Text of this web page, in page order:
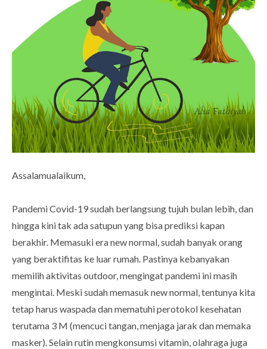
Assalamualaikum,
Pandemi Covid-19 sudah berlangsung tujuh bulan lebih, dan
hingga kini tak ada satupun yang bisa prediksi kapan
berakhir. Memasuki era new normal, sudah banyak orang
yang beraktifitas ke luar rumah. Pastinya kebanyakan
memilih aktivitas outdoor, mengingat pandemi ini masih
mengintai. Meski sudah memasuk new normal, tentunya kita
tetap harus waspada dan mematuhi perotokol kesehatan
terutama 3 M (mencuci tangan, menjaga jarak dan memaka
masker). Selain rutin mengkonsumsi vitamin, olahraga juga